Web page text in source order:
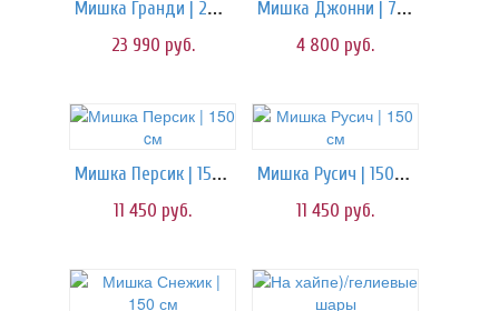
Мишка Гранди | 220 cм
23 990 руб.
Мишка Джонни | 70 см
4 800 руб.
Мишка Персик | 150 cм
11 450 руб.
Мишка Русич | 150 см
11 450 руб.